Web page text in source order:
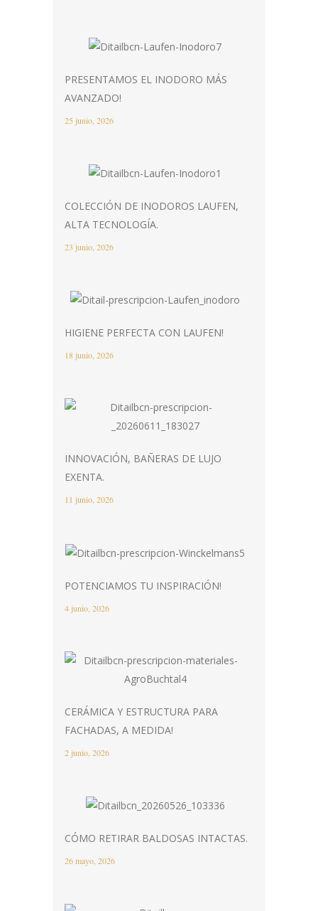
PRESENTAMOS EL INODORO MÁS
AVANZADO!
25 junio, 2026
COLECCIÓN DE INODOROS LAUFEN,
ALTA TECNOLOGÍA.
23 junio, 2026
HIGIENE PERFECTA CON LAUFEN!
18 junio, 2026
INNOVACIÓN, BAÑERAS DE LUJO
EXENTA.
11 junio, 2026
POTENCIAMOS TU INSPIRACIÓN!
4 junio, 2026
CERÁMICA Y ESTRUCTURA PARA
FACHADAS, A MEDIDA!
2 junio, 2026
CÓMO RETIRAR BALDOSAS INTACTAS.
26 mayo, 2026